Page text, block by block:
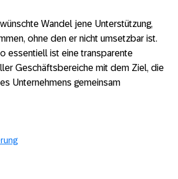
Wandel jene Unterstützung,
ohne den er nicht umsetzbar ist.
essentiell ist eine transparente
Geschäftsbereiche mit dem Ziel, die
Unternehmens gemeinsam